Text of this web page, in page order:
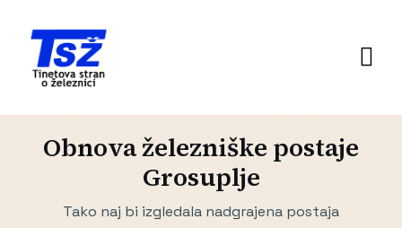
Obnova železniške postaje
Grosuplje
Tako naj bi izgledala nadgrajena postaja